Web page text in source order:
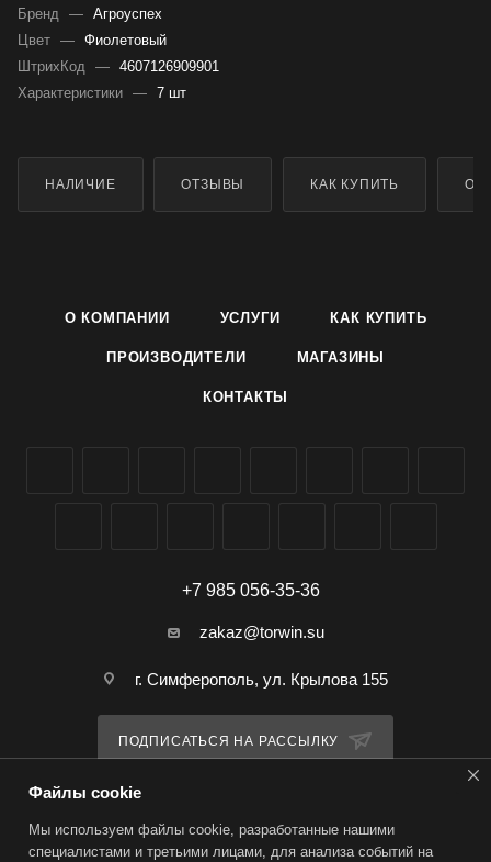
Бренд — Агроуспех
Цвет — Фиолетовый
ШтрихКод — 4607126909901
Характеристики — 7 шт
НАЛИЧИЕ ОТЗЫВЫ КАК КУПИТЬ
О КОМПАНИИ УСЛУГИ КАК КУПИТЬ
ПРОИЗВОДИТЕЛИ МАГАЗИНЫ
КОНТАКТЫ
+7 985 056-35-36
zakaz@torwin.su
г. Симферополь, ул. Крылова 155
ПОДПИСАТЬСЯ НА РАССЫЛКУ
Файлы cookie
Мы используем файлы cookie, разработанные нашими
специалистами и третьими лицами, для анализа событий на